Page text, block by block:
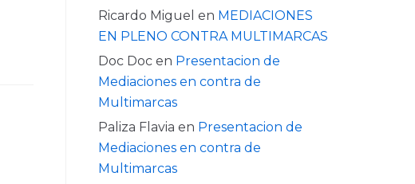
Ricardo Miguel en MEDIACIONES
EN PLENO CONTRA MULTIMARCAS
Doc Doc en Presentacion de
Mediaciones en contra de
Multimarcas
Paliza Flavia en Presentacion de
Mediaciones en contra de
Multimarcas